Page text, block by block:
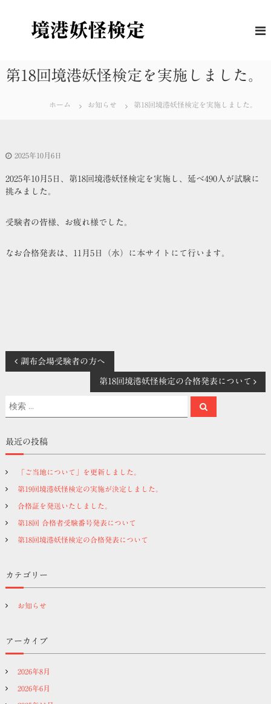
へ
ス
検
て
の
解
式
第18回境港妖怪検定を実施しました。
ホーム お知らせ 第18回境港妖怪検定を実施しました。
2025年10月6日
2025年10月5日、第18回境港妖怪検定を実施し、延べ490人が試験に
挑みました。
受験者の皆様、お疲れ様でした。
なお合格発表は、11月5日（水）に本サイトにて行います。
投
ナ
ビ
ゲ
ー
シ
ン
調布会場受験者の方へ
第18回境港妖怪検定の合格発表について
検
象
:
検
索
最近の投稿
「ご当地について」を更新しました。
第19回境港妖怪検定の実施が決定しました。
合格証を発送いたしました。
第18回 合格者受験番号発表について
第18回境港妖怪検定の合格発表について
カテゴリー
お知らせ
アーカイブ
2026年8月
2026年6月